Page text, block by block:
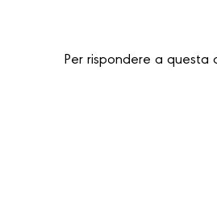
Per rispondere a questa